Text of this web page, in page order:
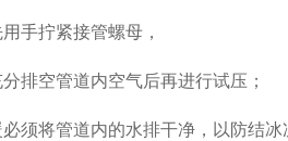
手拧紧接管螺母，
排空管道内空气后再进行试压；
须将管道内的水排干净，以防结冰